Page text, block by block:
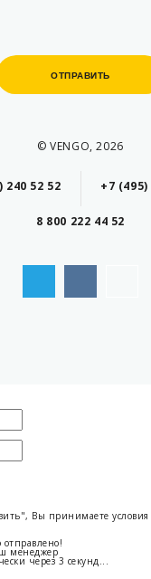
ОТПРАВИТЬ
ОТПРАВИТЬ
© VENGO, 2026
240 52 52 +7 (495)
8 800 222 44 52
Вы принимаете условия
менеджер
через 3 секунд...